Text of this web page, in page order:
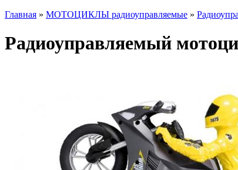
Главная » МОТОЦИКЛЫ радиоуправляемые »
Радиоуправляемый